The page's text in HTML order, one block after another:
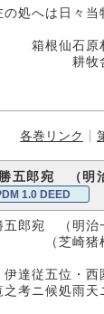
処へは日々
石原
耕牧
各巻リンク
五郎宛 （明
1.0 DEED
郎宛 （明治
氏
達従五位・
考ニ候処雨